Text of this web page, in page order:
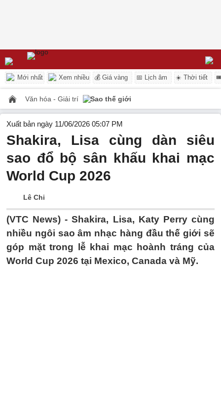
Mới nhất Xem nhiều 💰 Giá vàng 📅 Lịch âm ☀️ Thời tiết
Văn hóa - Giải trí Sao thế giới
Xuất bản ngày 11/06/2026 05:07 PM
Shakira, Lisa cùng dàn siêu
sao đổ bộ sân khấu khai mạc
World Cup 2026
Lê Chi
(VTC News) -Shakira, Lisa, Katy Perry cùng
nhiều ngôi sao âm nhạc hàng đầu thế giới sẽ
góp mặt trong lễ khai mạc hoành tráng của
World Cup 2026 tại Mexico, Canada và Mỹ.